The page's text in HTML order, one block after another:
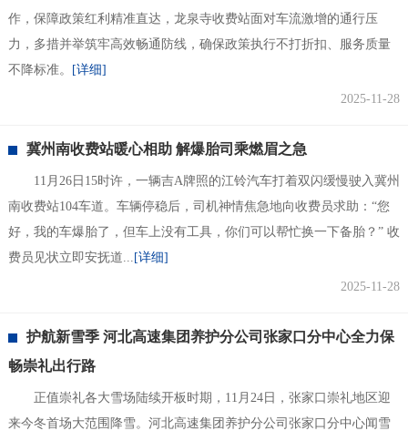
作，保障政策红利精准直达，龙泉寺收费站面对车流激增的通行压
力，多措并举筑牢高效畅通防线，确保政策执行不打折扣、服务质量
不降标准。
[详细]
2025-11-28
冀州南收费站暖心相助 解爆胎司乘燃眉之急
11月26日15时许，一辆吉A牌照的江铃汽车打着双闪缓慢驶入冀州
南收费站104车道。车辆停稳后，司机神情焦急地向收费员求助：“您
好，我的车爆胎了，但车上没有工具，你们可以帮忙换一下备胎？” 收
费员见状立即安抚道... [详细]
2025-11-28
护航新雪季 河北高速集团养护分公司张家口分中心全力保
畅崇礼出行路
正值崇礼各大雪场陆续开板时期，11月24日，张家口崇礼地区迎
来今冬首场大范围降雪。河北高速集团养护分公司张家口分中心闻雪